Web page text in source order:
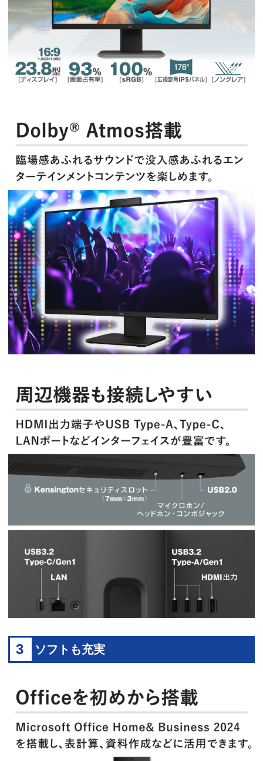
3 ソフトも充実